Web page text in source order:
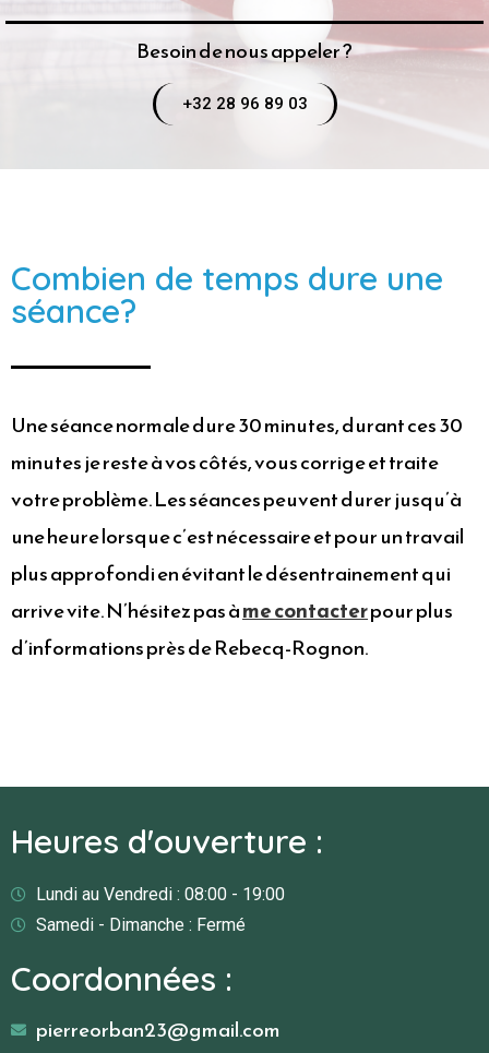
Besoin de nous appeler ?
+32 28 96 89 03
Combien de temps dure une
séance?
Une séance normale dure 30 minutes, durant ces 30
minutes je reste à vos côtés, vous corrige et traite
votre problème. Les séances peuvent durer jusqu’à
une heure lorsque c’est nécessaire et pour un travail
plus approfondi en évitant le désentrainement qui
arrive vite. N’hésitez pas àme contacterpour plus
d’informations près de Rebecq-Rognon.
Heures d'ouverture :
Lundi au Vendredi : 08:00 - 19:00
Samedi - Dimanche : Fermé
Coordonnées :
pierreorban23@gmail.com